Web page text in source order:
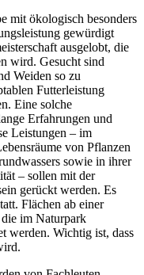
mit ökologisch besonders
gewürdigt
ausgelobt, die
wird. Gesucht sind
Weiden so zu
Futterleistung
Eine solche
Erfahrungen und
Leistungen – im
von Pflanzen
sowie in ihrer
– sollen mit der
gerückt werden. Es
Flächen ab einer
im Naturpark
werden. Wichtig ist, dass